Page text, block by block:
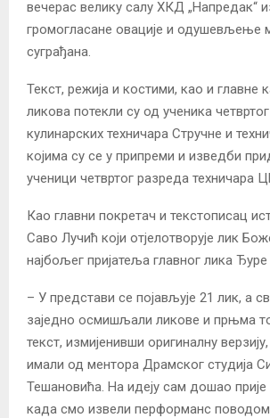
вечерас велику салу ХКД „Напредак“
громогласане овације и одушевљење
суграђана.
Текст, режија и костими, као и главне
ликова потекли су од ученика
кулинарских техничара Стручне и
којима су се у припреми и изведби
ученици четвртог разреда техничара
Као главни покретач и текстописац
Саво Лучић који отјелотворује лик
најбољег пријатеља главног лика
– У представи се појављује 21 лик, а
заједно осмишљали ликове и прњма
текст, измијенивши оригиналну
имали од ментора Драмског студија
Тешановића. На идеју сам дошао
када смо извели перформанс